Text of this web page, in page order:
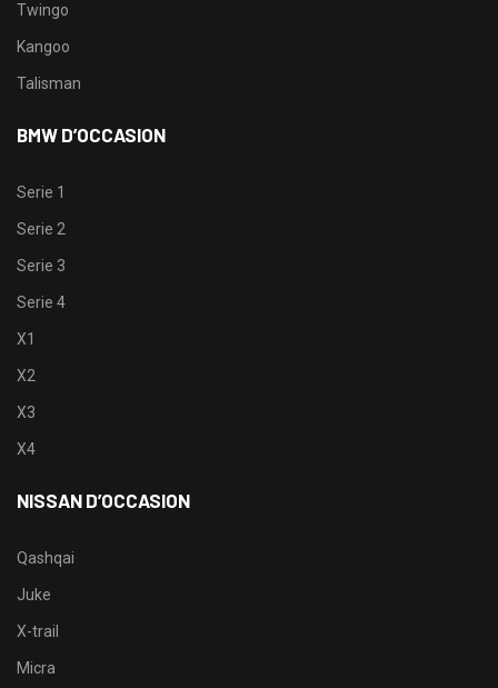
Twingo
Kangoo
Talisman
BMW D’OCCASION
Serie 1
Serie 2
Serie 3
Serie 4
X1
X2
X3
X4
NISSAN D’OCCASION
Qashqai
Juke
X-trail
Micra